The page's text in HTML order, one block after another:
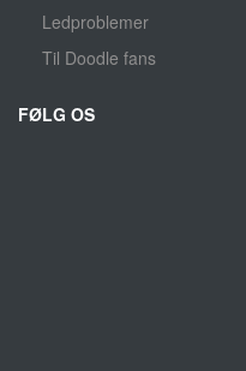
Ledproblemer
Til Doodle fans
FØLG OS